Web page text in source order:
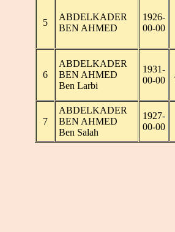
5
ABDELKADER
BEN AHMED
1926-
00-00
6
ABDELKADER
BEN AHMED
Ben Larbi
1931-
00-00
7
ABDELKADER
BEN AHMED
Ben Salah
1927-
00-00